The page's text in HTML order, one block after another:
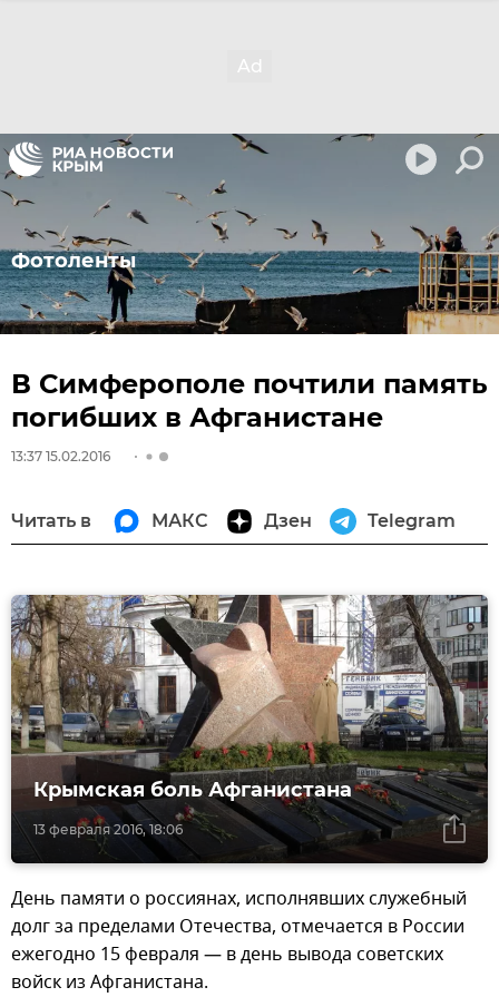
Фотоленты
В Симферополе почтили память
погибших в Афганистане
13:37 15.02.2016
Читать в МАКС Дзен Telegram
13 февраля 2016, 18:06
Крымская боль Афганистана
День памяти о россиянах, исполнявших служебный
долг за пределами Отечества, отмечается в России
ежегодно 15 февраля — в день вывода советских
войск из Афганистана.